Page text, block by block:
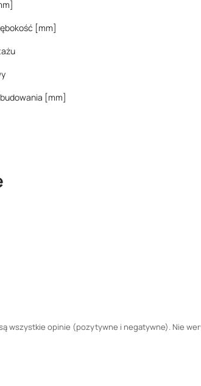
[mm]
[mm]
wszystkie opinie (pozytywne i negatywne). Nie